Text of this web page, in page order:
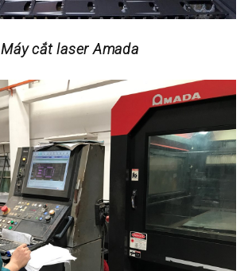
Máy cắt laser Amada